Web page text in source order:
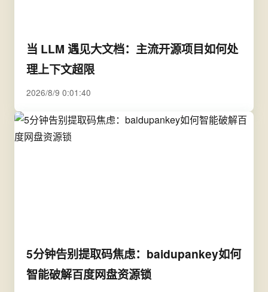
当 LLM 遇见大文档：主流开源项目如何处
理上下文超限
2026/8/9 0:01:40
5分钟告别提取码焦虑：baidupankey如何
智能破解百度网盘资源锁